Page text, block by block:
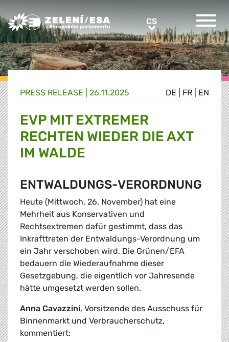
Greens/EFA Home CSCS
DE FR EN
PRESS RELEASE | 26.11.2025
EVP MIT EXTREMER
RECHTEN WIEDER DIE AXT
IM WALDE
ENTWALDUNGS-VERORDNUNG
Heute (Mittwoch, 26. November) hat eine
Mehrheit aus Konservativen und
Rechtsextremen dafür gestimmt, dass das
Inkrafttreten der Entwaldungs-Verordnung um
ein Jahr verschoben wird. Die Grünen/EFA
bedauern die Wiederaufnahme dieser
Gesetzgebung, die eigentlich vor Jahresende
hätte umgesetzt werden sollen.
Anna Cavazzini, Vorsitzende des Ausschuss für
Binnenmarkt und Verbraucherschutz,
kommentiert: